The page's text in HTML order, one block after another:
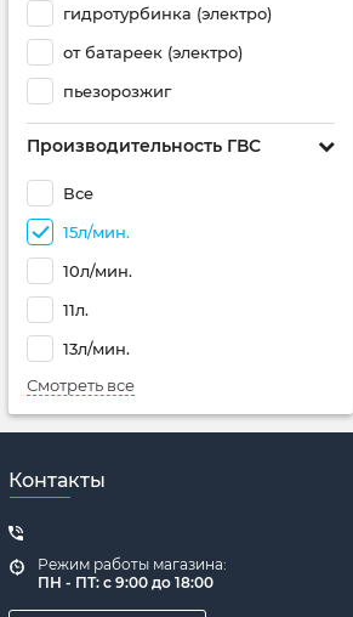
гидротурбинка (электро)
от батареек (электро)
пьезорозжиг
Производительность ГВС
Все
15л/мин.
10л/мин.
11л.
13л/мин.
Смотреть все
Контакты
Режим работы магазина:
ПН - ПТ: с 9:00 до 18:00